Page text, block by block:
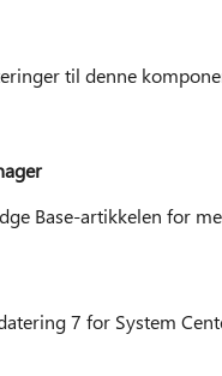
til denne
Base-artikkelen for
7 for System